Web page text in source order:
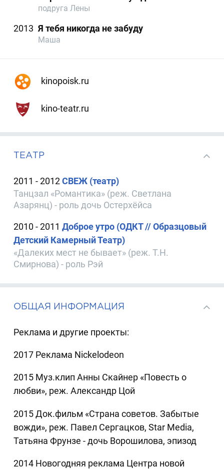
подруга Лены
2013 Я тебя никогда не забуду
Маша
kinopoisk.ru
kino-teatr.ru
ТЕАТР
2011 - 2012СВЕЖ (театр)
Танцзал «Романтика» (реж. Светлана
Азарянц) - роль дочь Остерхёйса
2010 - 2011Доброе утро (ОДКТ // Образцовый
Детский Камерный Театр)
«Далеких мест не бывает» (реж. Т.Н.
Смирнова) - роль Рэй
ОБЩАЯ ИНФОРМАЦИЯ
Реклама и другие проекты:
2017 Реклама Nickelodeon
2015 Муз.клип Анны Скайнер «Повесть о
любви», реж. Александр Цой
2015 Док.фильм «Страна советов. Забытые
вожди», реж. Павел Сергацков, Star Media,
Татьяна Фрунзе - дочь Ворошилова, эпизод
2014 Новогодняя реклама Центра новой